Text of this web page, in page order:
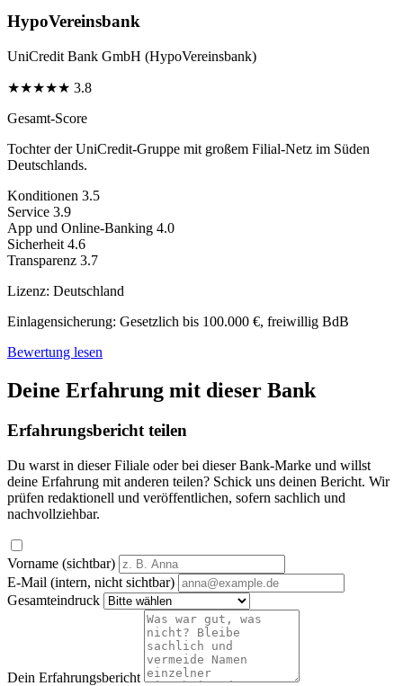
HypoVereinsbank
UniCredit Bank GmbH (HypoVereinsbank)
★★★★★ 3.8
Gesamt-Score
Tochter der UniCredit-Gruppe mit großem Filial-Netz im Süden
Deutschlands.
Konditionen 3.5
Service 3.9
App und Online-Banking 4.0
Sicherheit 4.6
Transparenz 3.7
Lizenz: Deutschland
Einlagensicherung: Gesetzlich bis 100.000 €, freiwillig BdB
Bewertung lesen
Deine Erfahrung mit dieser Bank
Erfahrungsbericht teilen
Du warst in dieser Filiale oder bei dieser Bank-Marke und willst
deine Erfahrung mit anderen teilen? Schick uns deinen Bericht. Wir
prüfen redaktionell und veröffentlichen, sofern sachlich und
nachvollziehbar.
Vorname (sichtbar)
E-Mail (intern, nicht sichtbar)
Gesamteindruck
Dein Erfahrungsbericht